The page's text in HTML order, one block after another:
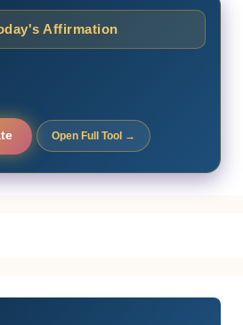
Affirmation
Open Full Tool →